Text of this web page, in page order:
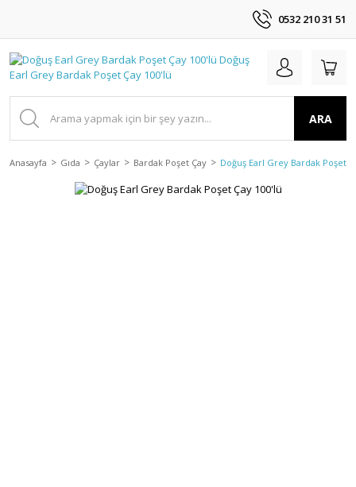
0532 210 31 51
ARA
Anasayfa Gıda Çaylar Bardak Poşet Çay Doğuş Earl Grey Bardak Poşet